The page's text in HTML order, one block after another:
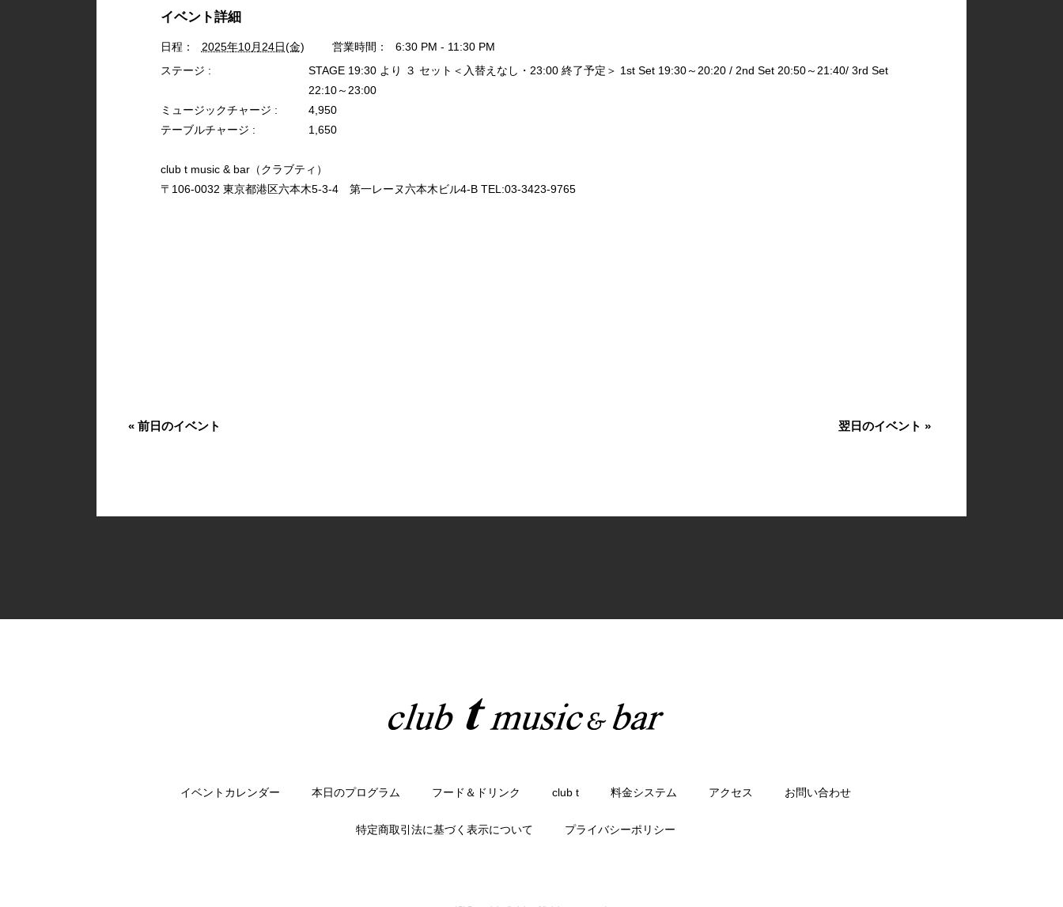
イベント詳細
日程： 2025年10月24日(金) 営業時間：
6:30 PM - 11:30 PM
ステージ :
STAGE 19:30 より ３ セット＜入替えなし・23:00 終了予定＞ 1st Set 19:30～20:20 / 2nd Set 20:50～21:40/ 3rd Set
22:10～23:00
ミュージックチャージ :
4,950
テーブルチャージ :
1,650
club t music & bar（クラブティ）
〒106-0032 東京都港区六本木5-3-4 第一レーヌ六本木ビル4-B TEL:03-3423-9765
« 前日のイベント 翌日のイベント »
イベントカレンダー 本日のプログラム フード＆ドリンク club t 料金システム アクセス お問い合わせ
特定商取引法に基づく表示について プライバシーポリシー